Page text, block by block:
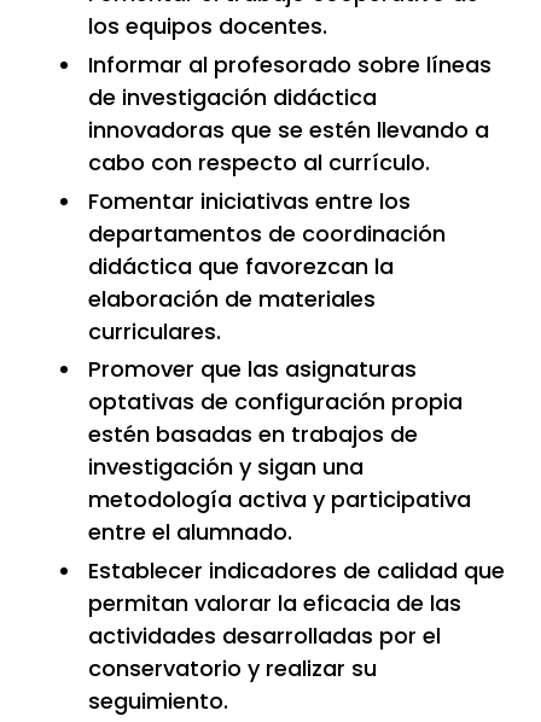
los equipos docentes.
Informar al profesorado sobre líneas
de investigación didáctica
innovadoras que se estén llevando a
cabo con respecto al currículo.
Fomentar iniciativas entre los
departamentos de coordinación
didáctica que favorezcan la
elaboración de materiales
curriculares.
Promover que las asignaturas
optativas de configuración propia
estén basadas en trabajos de
investigación y sigan una
metodología activa y participativa
entre el alumnado.
Establecer indicadores de calidad que
permitan valorar la eficacia de las
actividades desarrolladas por el
conservatorio y realizar su
seguimiento.